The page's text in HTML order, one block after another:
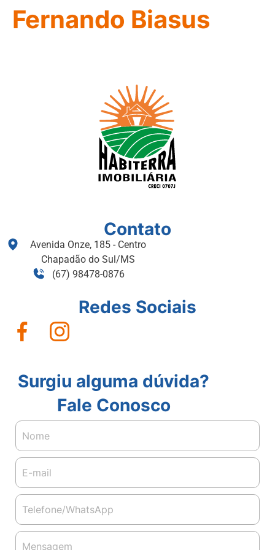
Fernando Biasus
Contato
Avenida Onze, 185 - Centro
Chapadão do Sul/MS
(67) 98478-0876
Redes Sociais
Surgiu alguma dúvida?
Fale Conosco